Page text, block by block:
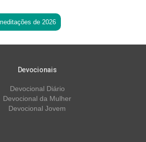
de 2026
Devocionais
Devocional Diário
Devocional da Mulher
Devocional Jovem